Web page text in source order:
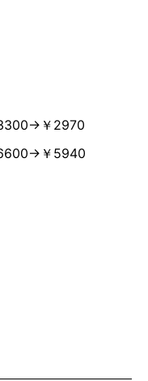
3300→￥2970
6600→￥5940